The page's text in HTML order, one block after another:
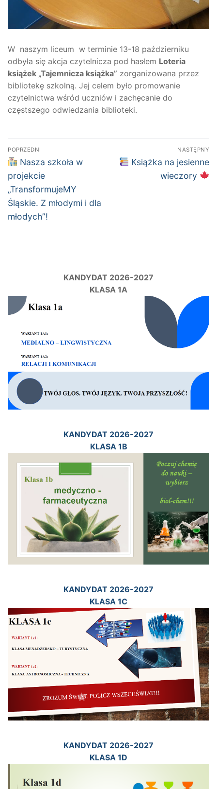
W naszym liceum w terminie 13-18 październiku
odbyła się akcja czytelnicza pod hasłem Loteria
książek „Tajemnicza książka” zorganizowana przez
bibliotekę szkolną. Jej celem było promowanie
czytelnictwa wśród uczniów i zachęcanie do
częstszego odwiedzania biblioteki.
Nawigacja
wpisu
POPRZEDNI
Poprzedni
wpis:
Nasza szkoła w
projekcie
„TransformujeMY
Śląskie. Z młodymi i dla
młodych”!
NASTĘPNY
Następny
Książka na jesienne
wieczory
KANDYDAT 2026-2027
KLASA 1A
KANDYDAT 2026-2027
KLASA 1B
KANDYDAT 2026-2027
KLASA 1C
KANDYDAT 2026-2027
KLASA 1D